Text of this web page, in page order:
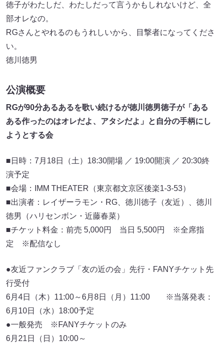
徳子がわたしだ、わたしだって言うかもしれないけど、全
部オレなの。
RGさんとやれるのもうれしいから、目撃者になってくださ
い。
徳川徳男
公演概要
RGが90分あるあるを歌い続けるが徳川徳男徳子が「ある
ある作ったのはオレだよ、アタシだよ」と自分の手柄にし
ようとする会
■日時：7月18日（土）18:30開場 ／ 19:00開演 ／ 20:30終
演予定
■会場：IMM THEATER（東京都文京区後楽1-3-53）
■出演者：レイザーラモン・RG、徳川徳子（友近）、徳川
徳男（ハリセンボン・近藤春菜）
■チケット料金：前売 5,000円 当日 5,500円 ※全席指
定 ※配信なし
●友近ファンクラブ「友の近の会」先行・FANYチケット先
行受付
6月4日（木）11:00～6月8日（月）11:00 ※当落発表：
6月10日（水）18:00予定
●一般発売 ※FANYチケットのみ
6月21日（日）10:00～